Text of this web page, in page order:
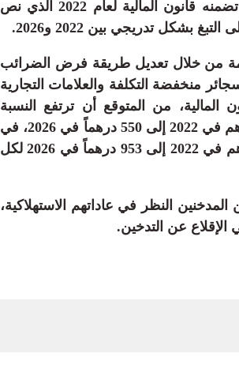
بعد ارتفاع الضرائب المفروضة على التبغ، وفقاً لما تضمنه قانون المالية لعام 2022 الذي نص
من خلال تعديل طريقة فرض الضرائب
منخفضة التكلفة والعلامات التجارية
من المتوقع أن ترتفع النسبة
المحددة للضريبة الداخلية على الاستهلاك من 100 درهم في 2022 إلى 550 درهماً في 2026، في
حين سيرتفع الحد الأدنى من التحصيل من 710.2 دراهم في 2022 إلى 953 درهماً في 2026 لكل
النظر في عاداتهم الاستهلاكية،
الإقلاع عن التدخين.